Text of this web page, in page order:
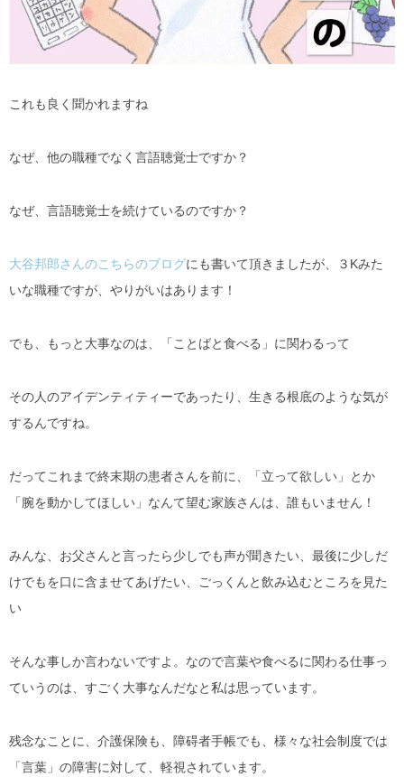
これも良く聞かれますね
なぜ、他の職種でなく言語聴覚士ですか？
なぜ、言語聴覚士を続けているのですか？
大谷邦郎さんのこちらのブログにも書いて頂きましたが、３Kみた
いな職種ですが、やりがいはあります！
でも、もっと大事なのは、「ことばと食べる」に関わるって
その人のアイデンティティーであったり、生きる根底のような気が
するんですね。
だってこれまで終末期の患者さんを前に、「立って欲しい」とか
「腕を動かしてほしい」なんて望む家族さんは、誰もいません！
みんな、お父さんと言ったら少しでも声が聞きたい、最後に少しだ
けでもを口に含ませてあげたい、ごっくんと飲み込むところを見た
い
そんな事しか言わないですよ。なので言葉や食べるに関わる仕事っ
ていうのは、すごく大事なんだなと私は思っています。
残念なことに、介護保険も、障碍者手帳でも、様々な社会制度では
「言葉」の障害に対して、軽視されています。